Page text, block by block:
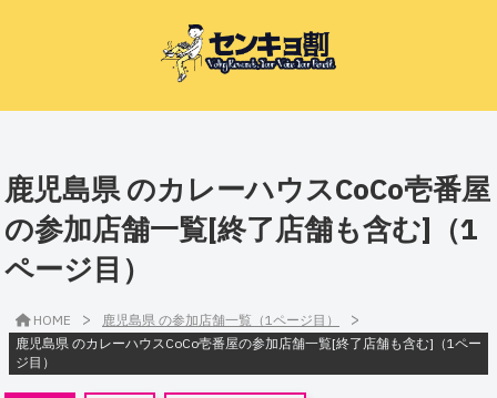
鹿児島県 のカレーハウスCoCo壱番屋
の参加店舗一覧[終了店舗も含む]（1
ページ目）
HOME > 鹿児島県 の参加店舗一覧（1ページ目） >
鹿児島県 のカレーハウスCoCo壱番屋の参加店舗一覧[終了店舗も含む]（1ペー
ジ目）